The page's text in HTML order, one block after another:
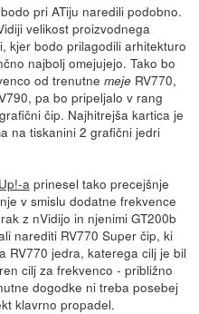
pri ATiju naredili podobno.
velikost proizvodnega
kjer bodo prilagodili arhitekturo
najbolj omejujejo. Tako bo
od trenutne mejeRV770,
pa bo pripeljalo v rang
čip. Najhitrejša kartica je
na tiskanini 2 grafični jedri
a prinesel tako precejšnje
v smislu dodatne frekvence
z nVidijo in njenimi GT200b
narediti RV770 Super čip, ki
RV770 jedra, katerega cilj je bil
cilj za frekvenco - približno
dogodke ni treba posebej
klavrno propadel.